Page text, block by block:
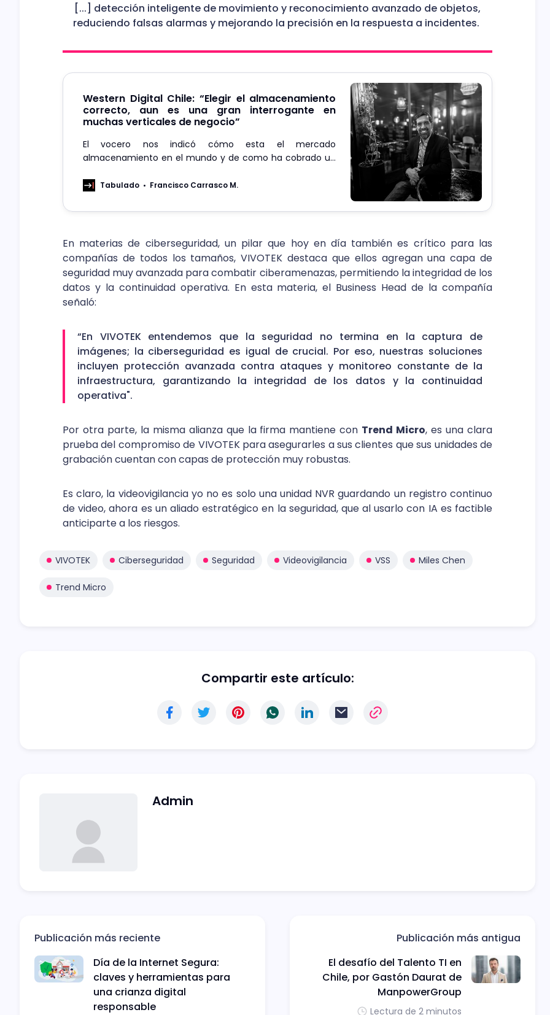
[...] detección inteligente de movimiento y reconocimiento avanzado de objetos,
reduciendo falsas alarmas y mejorando la precisión en la respuesta a incidentes.
Western Digital Chile: “Elegir el almacenamiento
correcto, aun es una gran interrogante en
muchas verticales de negocio”
El vocero nos indicó cómo esta el mercado
almacenamiento en el mundo y de como ha cobrado un
Tabulado Francisco Carrasco M.
En materias de ciberseguridad, un pilar que hoy en día también es crítico para las
compañías de todos los tamaños, VIVOTEK destaca que ellos agregan una capa de
seguridad muy avanzada para combatir ciberamenazas, permitiendo la integridad de los
datos y la continuidad operativa. En esta materia, el Business Head de la compañía
señaló:
“En VIVOTEK entendemos que la seguridad no termina en la captura de
imágenes; la ciberseguridad es igual de crucial. Por eso, nuestras soluciones
incluyen protección avanzada contra ataques y monitoreo constante de la
infraestructura, garantizando la integridad de los datos y la continuidad
operativa".
Por otra parte, la misma alianza que la firma mantiene con Trend Micro, es una clara
prueba del compromiso de VIVOTEK para asegurarles a sus clientes que sus unidades de
grabación cuentan con capas de protección muy robustas.
Es claro, la videovigilancia yo no es solo una unidad NVR guardando un registro continuo
de video, ahora es un aliado estratégico en la seguridad, que al usarlo con IA es factible
anticiparte a los riesgos.
VIVOTEK Ciberseguridad Seguridad Videovigilancia VSS Miles Chen
Trend Micro
Compartir este artículo:
Admin
Publicación más reciente
Día de la Internet Segura:
claves y herramientas para
una crianza digital
responsable
Publicación más antigua
El desafío del Talento TI en
Chile, por Gastón Daurat de
ManpowerGroup
Lectura de 2 minutos